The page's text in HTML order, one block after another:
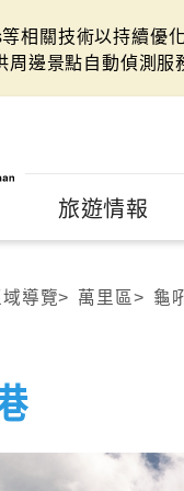
相關技術以持續優
周邊景點自動偵測
旅遊情報
域導覽 萬里區 龜